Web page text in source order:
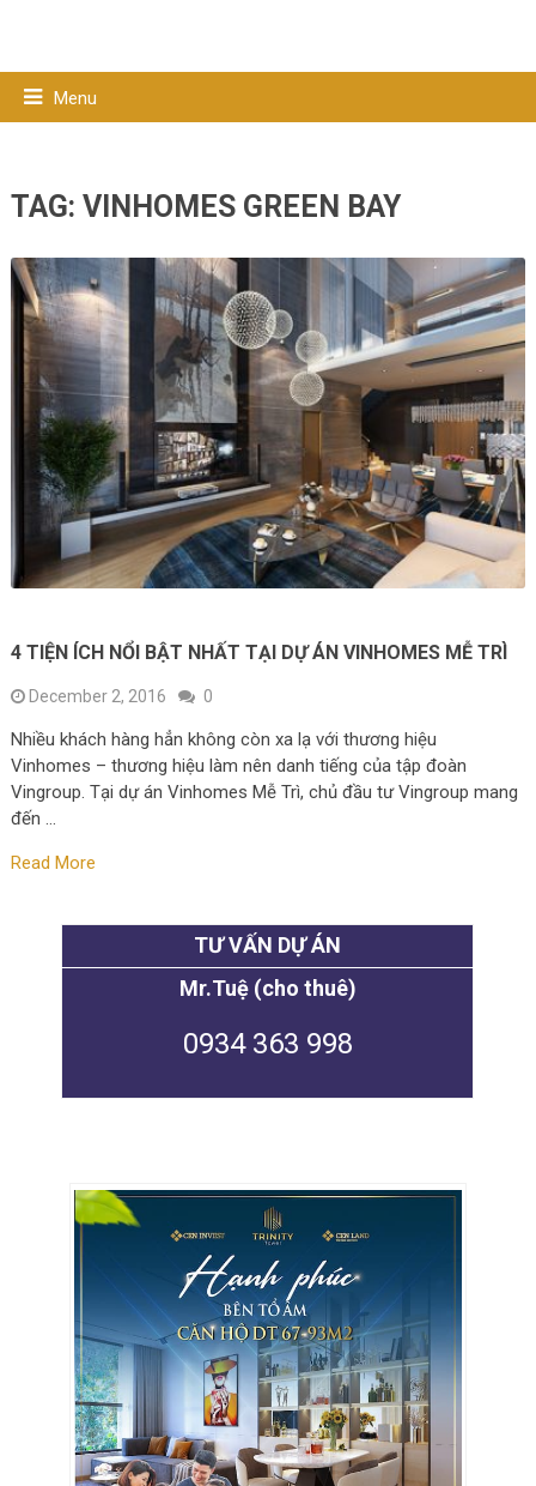
Menu
TAG: VINHOMES GREEN BAY
4 TIỆN ÍCH NỔI BẬT NHẤT TẠI DỰ ÁN VINHOMES MỄ TRÌ
December 2, 2016 0
Nhiều khách hàng hẳn không còn xa lạ với thương hiệu
Vinhomes – thương hiệu làm nên danh tiếng của tập đoàn
Vingroup. Tại dự án Vinhomes Mễ Trì, chủ đầu tư Vingroup mang
đến …
Read More
TƯ VẤN DỰ ÁN
Mr.Tuệ (cho thuê)
0934 363 998